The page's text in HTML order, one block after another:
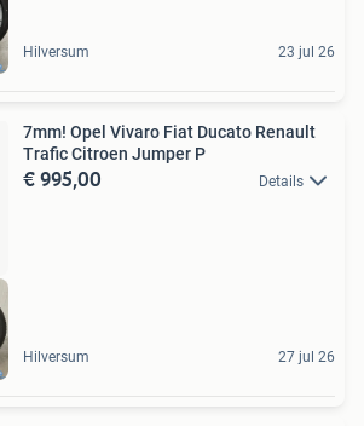
Hilversum 23 jul 26
7mm! Opel Vivaro Fiat Ducato Renault
Trafic Citroen Jumper P
€ 995,00 Details
Hilversum 27 jul 26